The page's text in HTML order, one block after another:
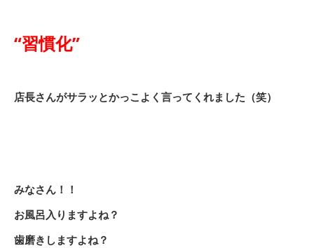
“習慣化”
店長さんがサラッとかっこよく言ってくれました（笑）
みなさん！！
お風呂入りますよね？
歯磨きしますよね？